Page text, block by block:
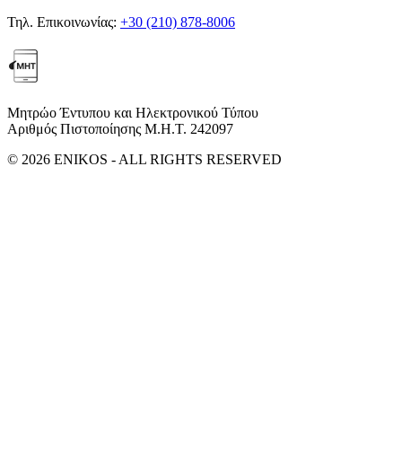
Τηλ. Επικοινωνίας: +30 (210) 878-8006
Μητρώο Έντυπου και Ηλεκτρονικού Τύπου
Αριθμός Πιστοποίησης Μ.Η.Τ. 242097
© 2026 ENIKOS - ALL RIGHTS RESERVED